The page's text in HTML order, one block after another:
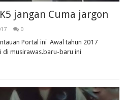
jangan Cuma jargon
0
Portal ini Awal tahun 2017
di musirawas.baru-baru ini